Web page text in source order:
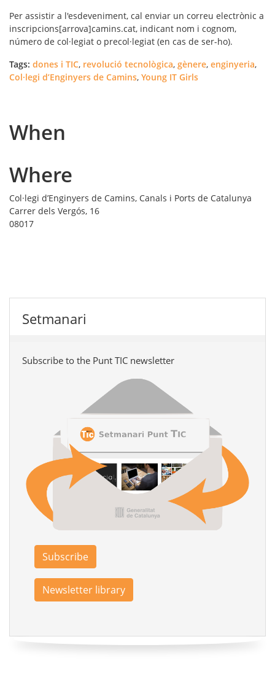
Per assistir a l'esdeveniment, cal enviar un correu electrònic a
inscripcions[arrova]camins.cat, indicant nom i cognom,
número de col·legiat o precol·legiat (en cas de ser-ho).
Tags: dones i TIC, revolució tecnològica, gènere, enginyeria,
Col·legi d’Enginyers de Camins, Young IT Girls
When
Where
Col·legi d’Enginyers de Camins, Canals i Ports de Catalunya
Carrer dels Vergós, 16
08017
Setmanari
Subscribe to the Punt TIC newsletter
Subscribe
Newsletter library